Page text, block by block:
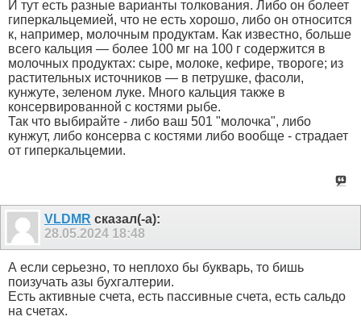
И тут есть разные варианты толкования. Либо он болеет
гиперкальцемией, что не есть хорошо, либо он относится
к, например, молочным продуктам. Как известно, больше
всего кальция — более 100 мг на 100 г содержится в
молочных продуктах: сыре, молоке, кефире, твороге; из
растительных источников — в петрушке, фасоли,
кунжуте, зеленом луке. Много кальция также в
консервированной с костями рыбе.
Так что выбирайте - либо ваш 501 "молочка", либо
кунжут, либо консерва с костями либо вообще - страдает
от гиперкальцемии.
VLDMR сказал(-а):
28.05.2024 18:48
А если серьезно, то неплохо бы букварь, то бишь
поизучать азы бухгалтерии.
Есть активные счета, есть пассивные счета, есть сальдо
на счетах.